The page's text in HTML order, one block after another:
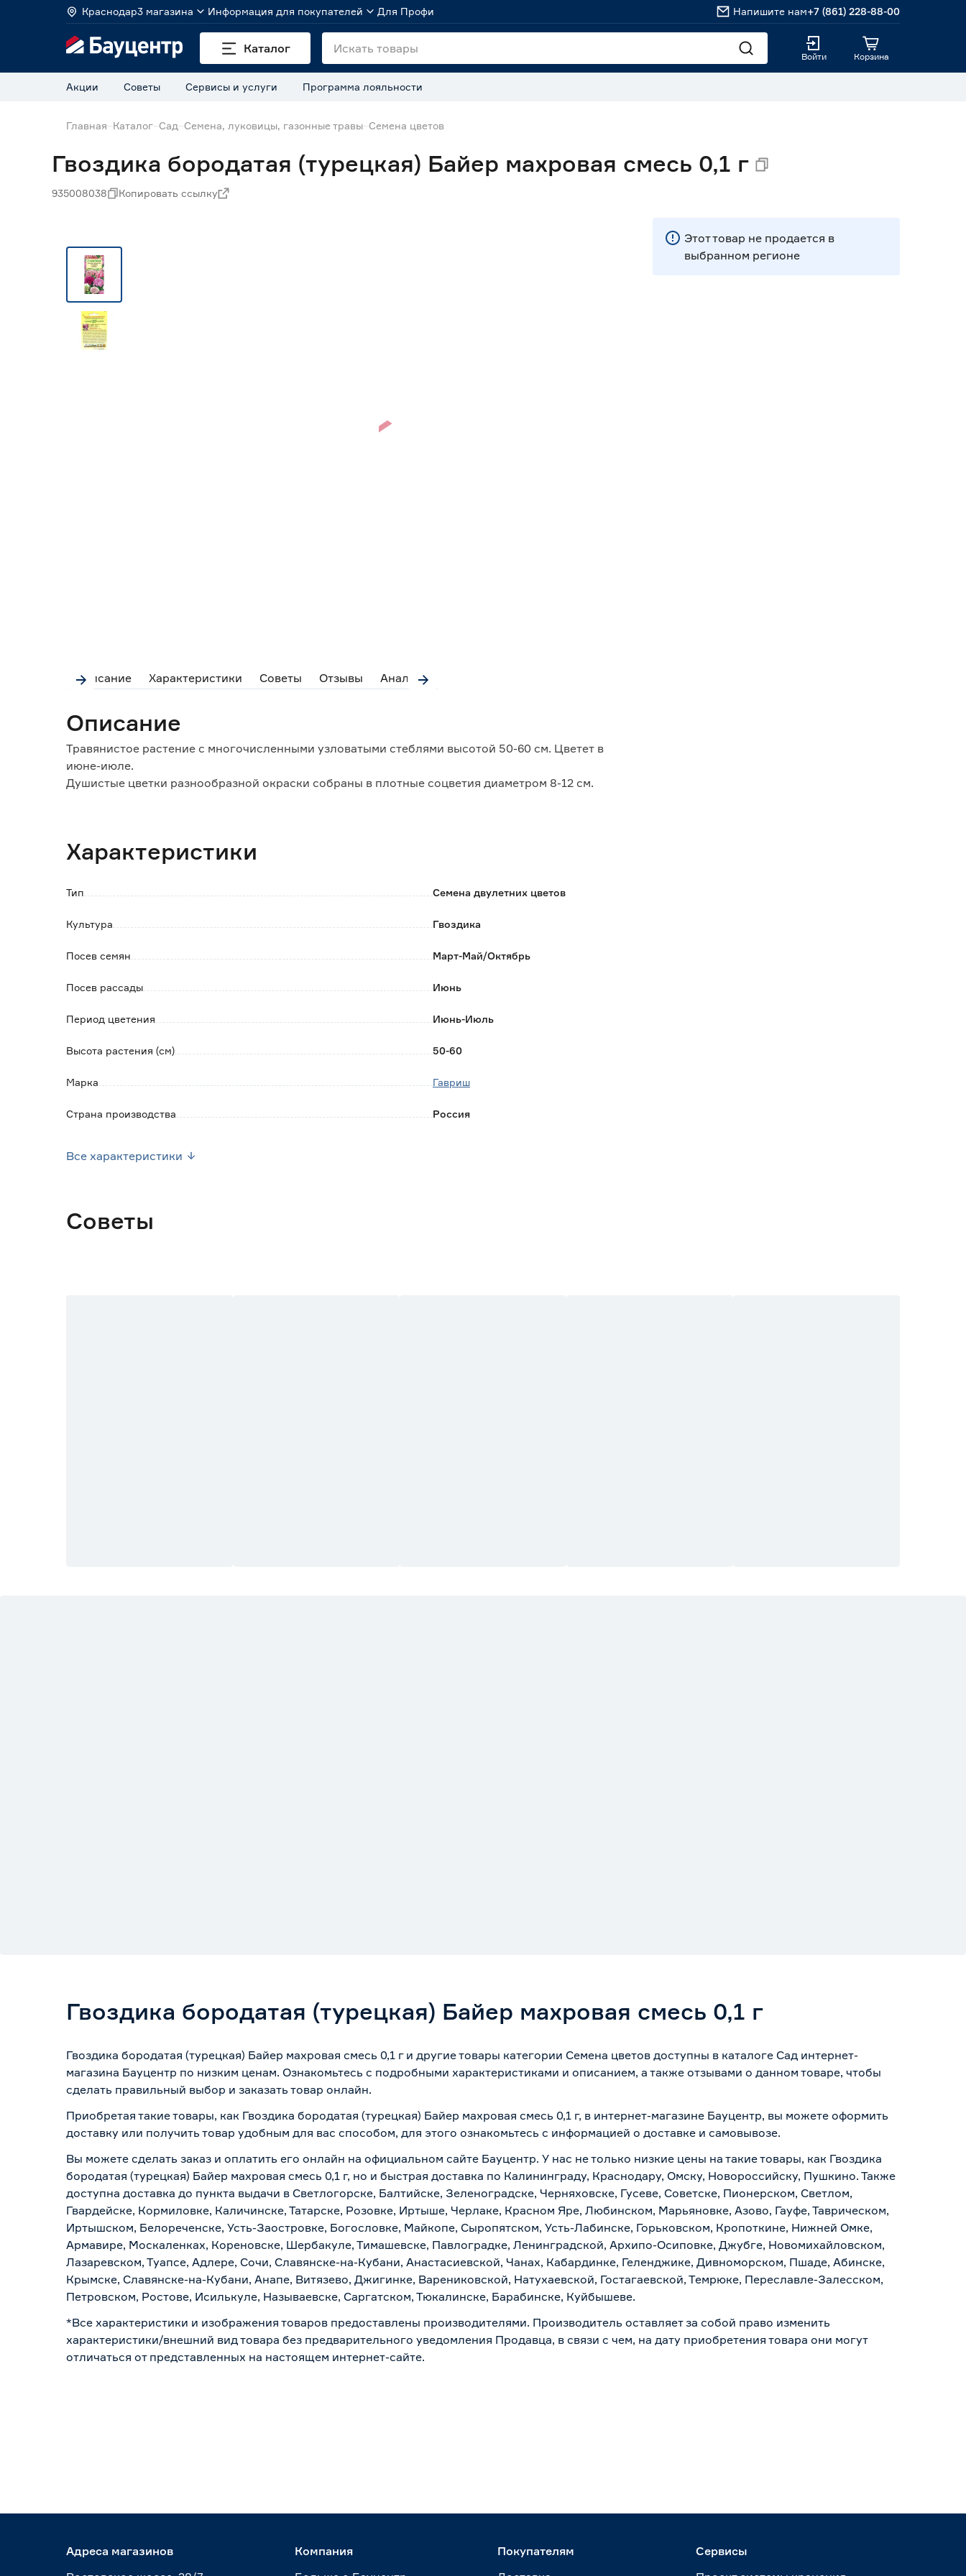
Краснодар3 магазина Информация для покупателей Для Профи Напишите нам+7 (861) 228-88-00
Каталог
Войти Корзина
Акции Советы Сервисы и услуги Программа лояльности
Главная Каталог Сад Семена, луковицы, газонные травы Семена цветов
Гвоздика бородатая (турецкая) Байер махровая смесь 0,1 г
935008038 Копировать ссылку
Описание Характеристики Советы Отзывы Аналоги
Описание
Травянистое растение с многочисленными узловатыми стеблями высотой 50-60 см. Цветет в
июне-июле.
Душистые цветки разнообразной окраски собраны в плотные соцветия диаметром 8-12 см.
Характеристики
Тип Семена двулетних цветов
Культура Гвоздика
Посев семян Март-Май/Октябрь
Посев рассады Июнь
Период цветения Июнь-Июль
Высота растения (см) 50-60
Марка Гавриш
Страна производства Россия
Все характеристики
Этот товар не продается в
выбранном регионе
Советы
Гвоздика бородатая (турецкая) Байер махровая смесь 0,1 г
Гвоздика бородатая (турецкая) Байер махровая смесь 0,1 г и другие товары категории Семена цветов доступны в каталоге Сад интернет-
магазина Бауцентр по низким ценам. Ознакомьтесь с подробными характеристиками и описанием, а также отзывами о данном товаре, чтобы
сделать правильный выбор и заказать товар онлайн.
Приобретая такие товары, как Гвоздика бородатая (турецкая) Байер махровая смесь 0,1 г, в интернет-магазине Бауцентр, вы можете оформить
доставку или получить товар удобным для вас способом, для этого ознакомьтесь с информацией о доставке и самовывозе.
Вы можете сделать заказ и оплатить его онлайн на официальном сайте Бауцентр. У нас не только низкие цены на такие товары, как Гвоздика
бородатая (турецкая) Байер махровая смесь 0,1 г, но и быстрая доставка по Калининграду, Краснодару, Омску, Новороссийску, Пушкино. Также
доступна доставка до пункта выдачи в Светлогорске, Балтийске, Зеленоградске, Черняховске, Гусеве, Советске, Пионерском, Светлом,
Гвардейске, Кормиловке, Каличинске, Татарске, Розовке, Иртыше, Черлаке, Красном Яре, Любинском, Марьяновке, Азово, Гауфе, Таврическом,
Иртышском, Белореченске, Усть-Заостровке, Богословке, Майкопе, Сыропятском, Усть-Лабинске, Горьковском, Кропоткине, Нижней Омке,
Армавире, Москаленках, Кореновске, Шербакуле, Тимашевске, Павлоградке, Ленинградской, Архипо-Осиповке, Джубге, Новомихайловском,
Лазаревском, Туапсе, Адлере, Сочи, Славянске-на-Кубани, Анастасиевской, Чанах, Кабардинке, Геленджике, Дивноморском, Пшаде, Абинске,
Крымске, Славянске-на-Кубани, Анапе, Витязево, Джигинке, Варениковской, Натухаевской, Гостагаевской, Темрюке, Переславле-Залесском,
Петровском, Ростове, Исилькуле, Называевске, Саргатском, Тюкалинске, Барабинске, Куйбышеве.
*Все характеристики и изображения товаров предоставлены производителями. Производитель оставляет за собой право изменить
характеристики/внешний вид товара без предварительного уведомления Продавца, в связи с чем, на дату приобретения товара они могут
отличаться от представленных на настоящем интернет-сайте.
Адреса магазинов
Компания
Покупателям
Сервисы